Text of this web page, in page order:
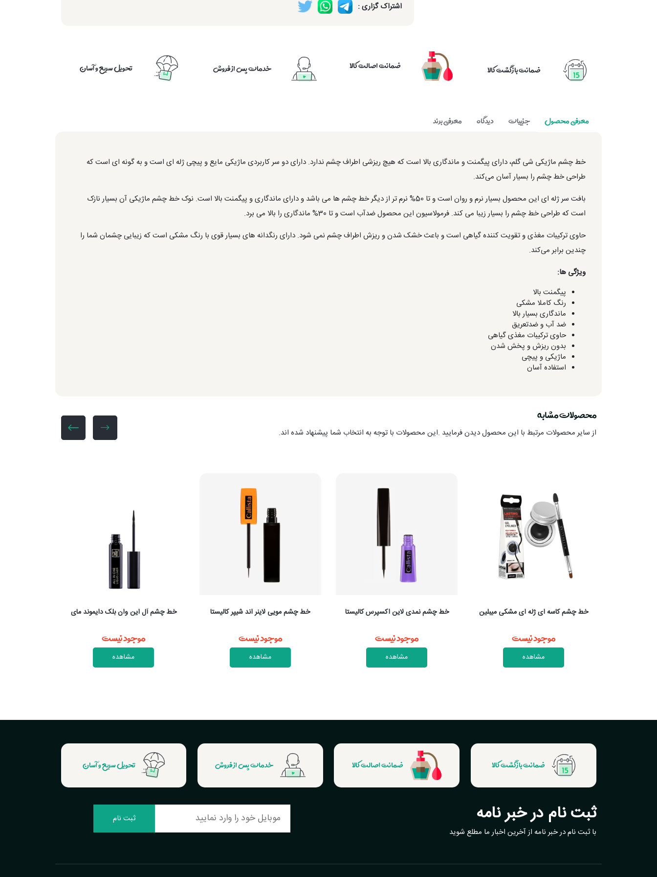
اشتراک گزاری :
ضمانت بازگشت کالا ضمانت اصالت کالا خدمات پس از فروش تحویل سریع و آسان
معرفی محصول جزییات دیدگاه معرفی برند
خط چشم ماژیکی شی گلم، دارای پیگمنت و ماندگاری بالا است که هیچ ریزشی اطراف چشم ندارد. دارای دو سر کاربردی ماژیکی مایع و پیچی ژله ای است و به گونه ای است که
طراحی خط چشم را بسیار آسان می‌کند.
بافت سر ژله ای این محصول بسیار نرم و روان است و تا 50% نرم تر از دیگر خط چشم ها می باشد و دارای ماندگاری و پیگمنت بالا است. نوک خط چشم ماژیکی آن بسیار نازک
است که طراحی خط چشم را بسیار زیبا می کند. فرمولاسیون این محصول ضدآب است و تا 30% ماندگاری را بالا می برد.
حاوی ترکیبات مغذی و تقویت کننده گیاهی است و باعث خشک شدن و ریزش اطراف چشم نمی شود. دارای رنگدانه های بسیار قوی با رنگ مشکی است که زیبایی چشمان شما را
چندین برابر می‌کند.
ویژگی ها:
پیگمنت بالا
رنگ کاملا مشکی
ماندگاری بسیار بالا
ضد آب و ضدتعریق
حاوی ترکیبات مغذی گیاهی
بدون ریزش و پخش شدن
ماژیکی و پیچی
استفاده آسان
محصولات مشابه
از سایر محصولات مرتبط با این محصول دیدن فرمایید .این محصولات با توجه به انتخاب شما پیشنهاد شده اند.
ای ژله ای مشکی میبلین خط چشم نمدی لاین اکسپرس کالیستا
موجود نیست
خط چشم مویی لاینر اند شیپر کالیستا
موجود نیست
خط چشم آل این وان بلک دایموند مای
موجود نیست
خط چشم مشکی مات میبلین مدل لستینگ
دراما
موجود نیست
ضمانت بازگشت کالا ضمانت اصالت کالا خدمات پس از فروش تحویل سریع و آسان
ثبت نام در خبر نامه
با ثبت نام در خبر نامه از آخرین اخبار ما مطلع شوید
ثبت نام